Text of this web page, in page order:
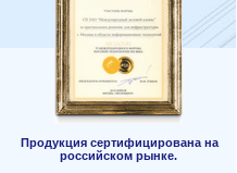
Продукция сертифицирована на
российском рынке.